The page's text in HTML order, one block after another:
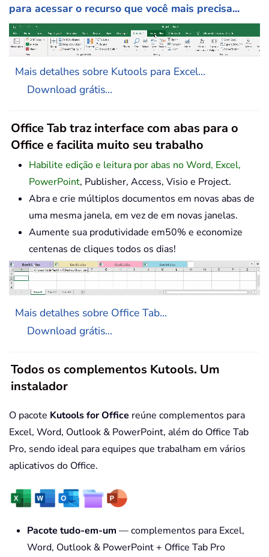
para acessar o recurso que você mais precisa...
Mais detalhes sobre Kutools para Excel...
Download grátis...
Office Tab traz interface com abas para o
Office e facilita muito seu trabalho
Habilite edição e leitura por abas no Word, Excel,
PowerPoint, Publisher, Access, Visio e Project.
Abra e crie múltiplos documentos em novas abas de
uma mesma janela, em vez de em novas janelas.
Aumente sua produtividade em50% e economize
centenas de cliques todos os dias!
Mais detalhes sobre Office Tab...
Download grátis...
Todos os complementos Kutools. Um
instalador
O pacote Kutools for Office reúne complementos para
Excel, Word, Outlook & PowerPoint, além do Office Tab
Pro, sendo ideal para equipes que trabalham em vários
aplicativos do Office.
Pacote tudo-em-um — complementos para Excel,
Word, Outlook & PowerPoint + Office Tab Pro